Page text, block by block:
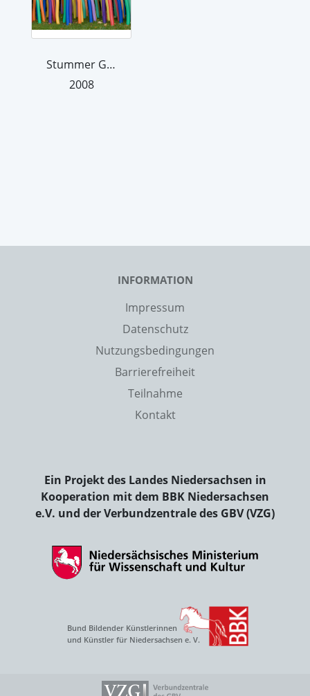
Stummer Gesang
2008
INFORMATION
Impressum
Datenschutz
Nutzungsbedingungen
Barrierefreiheit
Teilnahme
Kontakt
Ein Projekt des Landes Niedersachsen in
Kooperation mit dem BBK Niedersachsen
e.V. und der Verbundzentrale des GBV (VZG)
Bund Bildender Künstlerinnen
und Künstler für Niedersachsen e. V.